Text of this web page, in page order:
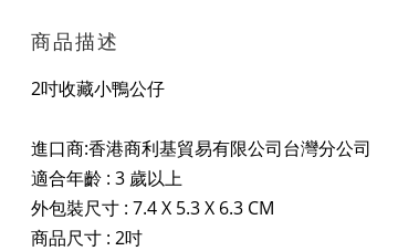
商品描述
2吋收藏小鴨公仔
進口商:香港商利基貿易有限公司台灣分公司
適合年齡 : 3 歲以上
外包裝尺寸 : 7.4 X 5.3 X 6.3 CM
商品尺寸 : 2吋